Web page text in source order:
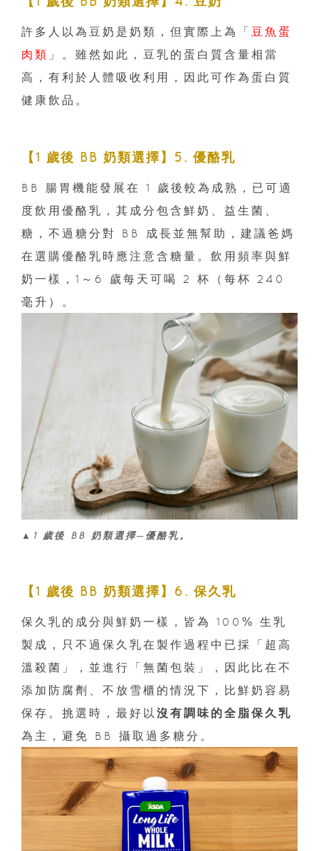
許多人以為豆奶是奶類，但實際上為「 豆魚蛋
肉類 」。雖然如此，豆乳的蛋白質含量相當
高，有利於人體吸收利用，因此可作為蛋白質
健康飲品。
【1 歲後 BB 奶類選擇】5. 優酪乳
BB 腸胃機能發展在 1 歲後較為成熟，已可適
度飲用優酪乳，其成分包含鮮奶、益生菌、
糖，不過糖分對 BB 成長並無幫助，建議爸媽
在選購優酪乳時應注意含糖量。飲用頻率與鮮
奶一樣，1～6 歲每天可喝 2 杯（每杯 240
毫升）。
▲1 歲後 BB 奶類選擇─優酪乳。
【1 歲後 BB 奶類選擇】6. 保久乳
保久乳的成分與鮮奶一樣，皆為 100% 生乳
製成，只不過保久乳在製作過程中已採「超高
溫殺菌」，並進行「無菌包裝」，因此比在不
添加防腐劑、不放雪櫃的情況下，比鮮奶容易
保存。挑選時，最好以 沒有調味的全脂保久乳
為主，避免 BB 攝取過多糖分。